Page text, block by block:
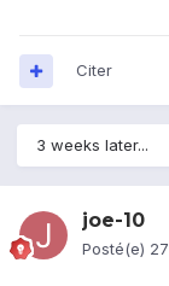
Citer
3 weeks later...
joe-10
Posté(e)